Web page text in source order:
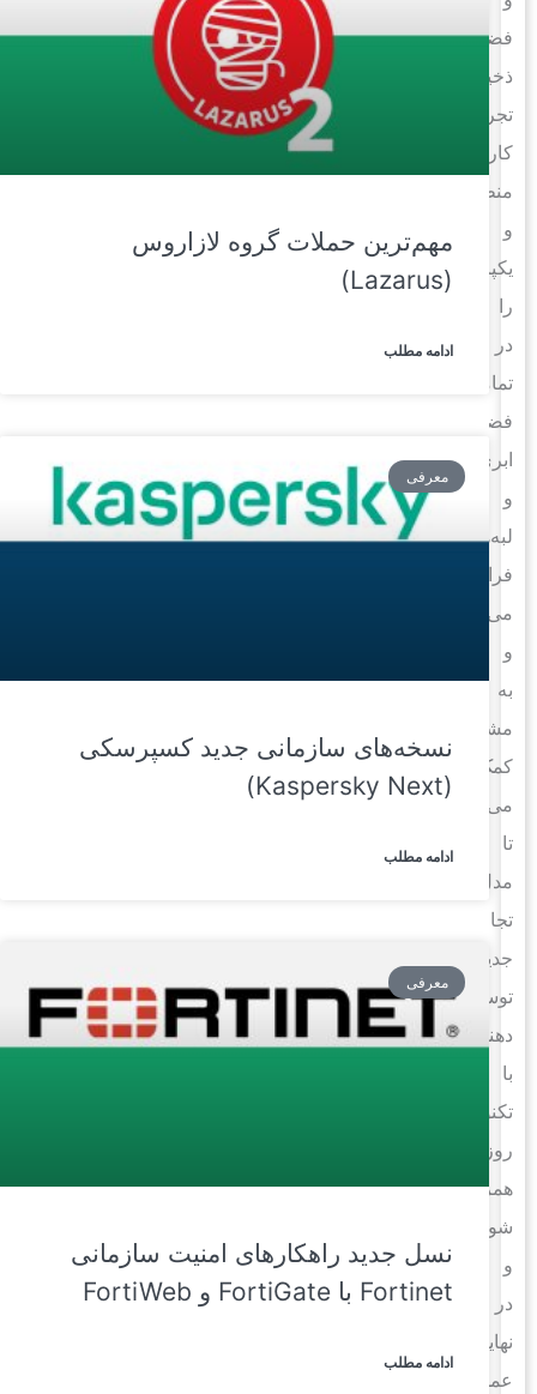
فضای
ذخیره‌سازی،
تجربه‌ی
کاری
منظم
یکپارچه
تمامی
فضای
ابری
لبه‌ها
فراهم
می‌کند
مشتریان
کمک
می‌کند
مدل‌های
تجاری
جدید
توسعه
دهند،
تکنولوژی
روز
همراه
شوند
نهایت
عملکرد
مهم‌ترین حملات گروه لازاروس
ادامه مطلب
معرفی
نسخه‌های سازمانی جدید کسپرسکی
ادامه مطلب
معرفی
نسل جدید راهکارهای امنیت سازمانی
Fortinet با FortiGate و FortiWeb
ادامه مطلب